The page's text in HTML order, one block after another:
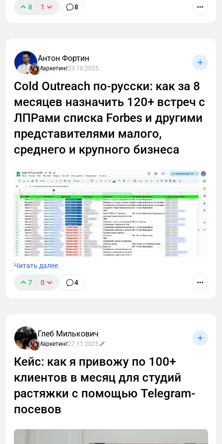
упорство, анализ и стратегическое мышление. В
статье расскажу, как мой нестандартный подход к
Телеграм-посевам привел к ошеломляющему
успеху. Поверьте, вы будете удивлены.
8 1 8
Антон Фортин
Маркетинг23.10.2025
Cold Outreach по-русски: как за 8
месяцев назначить 120+ встреч с
ЛПРами списка Forbes и другими
представителями малого,
среднего и крупного бизнеса
В этом лонгриде я расскажу, как через тернии проб
которые сделал после тысяч (!) холодных диалогов
с малым, средним и крупным бизнесом.
Читать далее
7 0 4
Глеб Милькович
Маркетинг27.11.2025
Кейс: как я привожу по 100+
клиентов в месяц для студий
растяжки с помощью Telegram-
посевов